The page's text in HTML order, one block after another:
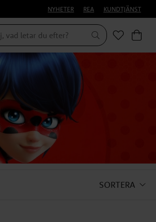
NYHETER REA KUNDTJÄNST
HALLOWEEN
SORTERA